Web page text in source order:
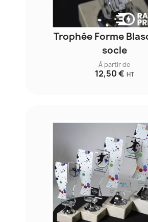
Trophée Forme
socle
À partir de
12,50 € HT